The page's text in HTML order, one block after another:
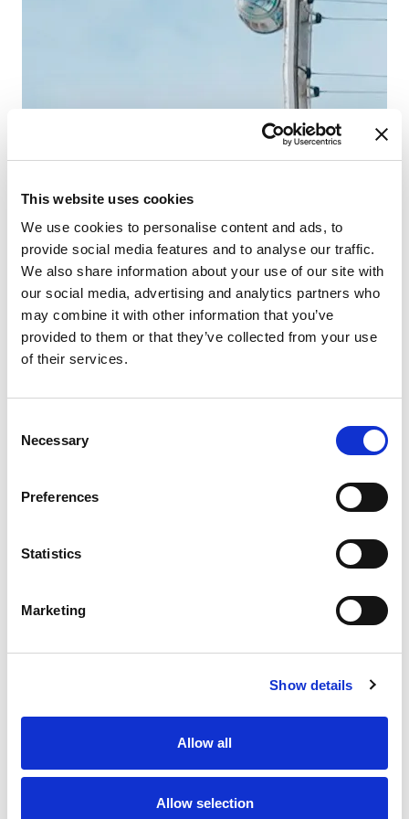
This website uses cookies
We use cookies to personalise content and ads, to
provide social media features and to analyse our traffic.
We also share information about your use of our site with
our social media, advertising and analytics partners who
may combine it with other information that you’ve
provided to them or that they’ve collected from your use
of their services.
Selection
Necessary
Preferences
Statistics
Marketing
Show details
Allow all
Allow selection